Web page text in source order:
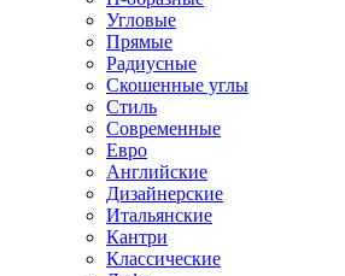
Угловые
Прямые
Радиусные
Скошенные углы
Стиль
Современные
Евро
Английские
Дизайнерские
Итальянские
Кантри
Классические